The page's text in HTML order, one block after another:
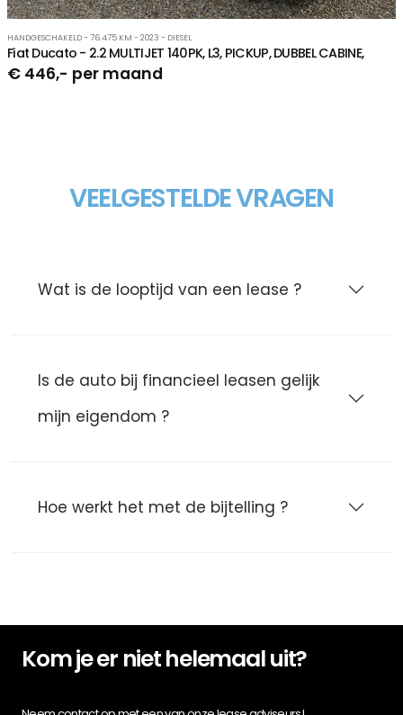
HANDGESCHAKELD - 76.475 KM - 2023 - DIESEL
Fiat Ducato - 2.2 MULTIJET 140PK, L3, PICKUP, DUBBEL CABINE,
€ 446,- per maand
VEELGESTELDE VRAGEN
Wat is de looptijd van een lease ?
Is de auto bij financieel leasen gelijk
mijn eigendom ?
Hoe werkt het met de bijtelling ?
Kom je er niet helemaal uit?